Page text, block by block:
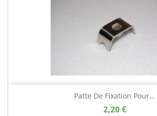
Patte De Fixation Pour...
2,20 €